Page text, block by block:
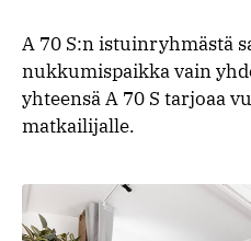
A 70 S:n istuinryhmästä
nukkumispaikka vain
yhteensä A 70 S tarjoaa
matkailijalle.